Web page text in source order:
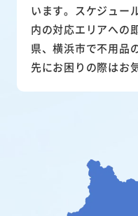
います。スケジュー
内の対応エリアへの
県、横浜市で不用品
先にお困りの際はお